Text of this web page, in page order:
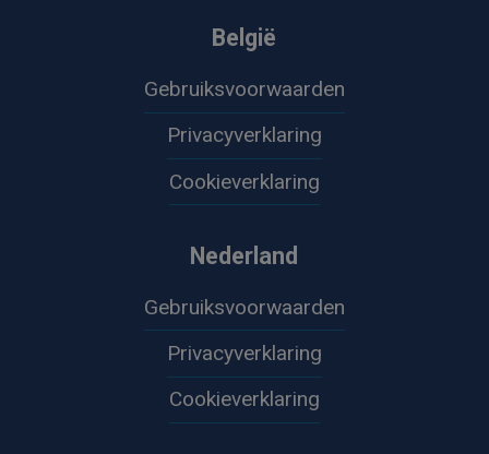
België
Gebruiksvoorwaarden
Privacyverklaring
Cookieverklaring
Nederland
Gebruiksvoorwaarden
Privacyverklaring
Cookieverklaring